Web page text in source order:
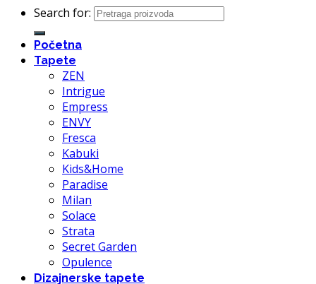
Search for:
Početna
Tapete
ZEN
Intrigue
Empress
ENVY
Fresca
Kabuki
Kids&Home
Paradise
Milan
Solace
Strata
Secret Garden
Opulence
Dizajnerske tapete